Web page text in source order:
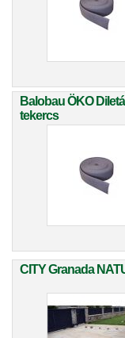
Balobau ÖKO
tekercs
CITY Granada